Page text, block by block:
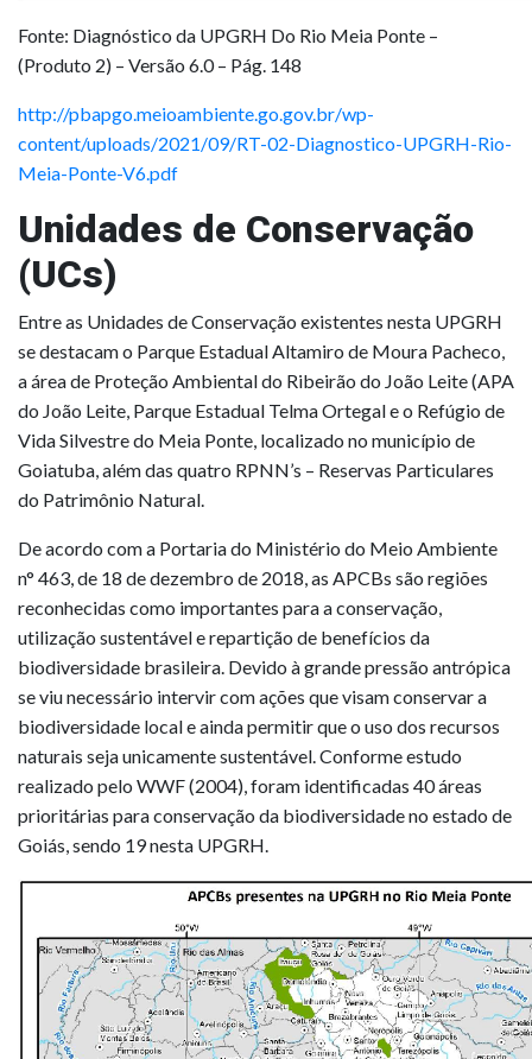
Fonte: Diagnóstico da UPGRH Do Rio Meia Ponte –
(Produto 2) – Versão 6.0 – Pág. 148
http://pbapgo.meioambiente.go.gov.br/wp-
content/uploads/2021/09/RT-02-Diagnostico-UPGRH-Rio-
Meia-Ponte-V6.pdf
Unidades de Conservação
(UCs)
Entre as Unidades de Conservação existentes nesta UPGRH
se destacam o Parque Estadual Altamiro de Moura Pacheco,
a área de Proteção Ambiental do Ribeirão do João Leite (APA
do João Leite, Parque Estadual Telma Ortegal e o Refúgio de
Vida Silvestre do Meia Ponte, localizado no município de
Goiatuba, além das quatro RPNN’s – Reservas Particulares
do Patrimônio Natural.
De acordo com a Portaria do Ministério do Meio Ambiente
n° 463, de 18 de dezembro de 2018, as APCBs são regiões
reconhecidas como importantes para a conservação,
utilização sustentável e repartição de benefícios da
biodiversidade brasileira. Devido à grande pressão antrópica
se viu necessário intervir com ações que visam conservar a
biodiversidade local e ainda permitir que o uso dos recursos
naturais seja unicamente sustentável. Conforme estudo
realizado pelo WWF (2004), foram identificadas 40 áreas
prioritárias para conservação da biodiversidade no estado de
Goiás, sendo 19 nesta UPGRH.